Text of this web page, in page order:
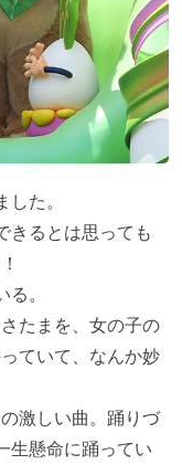
た。
きるとは思っても
。
たまを、女の子の
ていて、なんか妙
激しい曲。踊りづ
生懸命に踊ってい